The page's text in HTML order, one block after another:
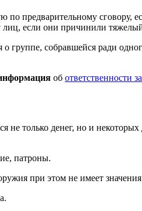
по предварительному сговору,
лиц, если они причинили
о группе, собравшейся ради
об ответственности
не только денег, но и
патроны.
при этом не имеет